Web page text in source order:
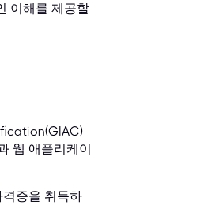
이해를 제공할
웹 애플리케이
증을 취득하